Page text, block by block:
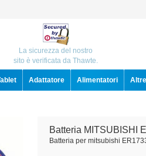
La sicurezza del nostro
sito è verificata da Thawte.
Adattatore Alimentatori
Batteria MITSUBISHI
Batteria per mitsubishi